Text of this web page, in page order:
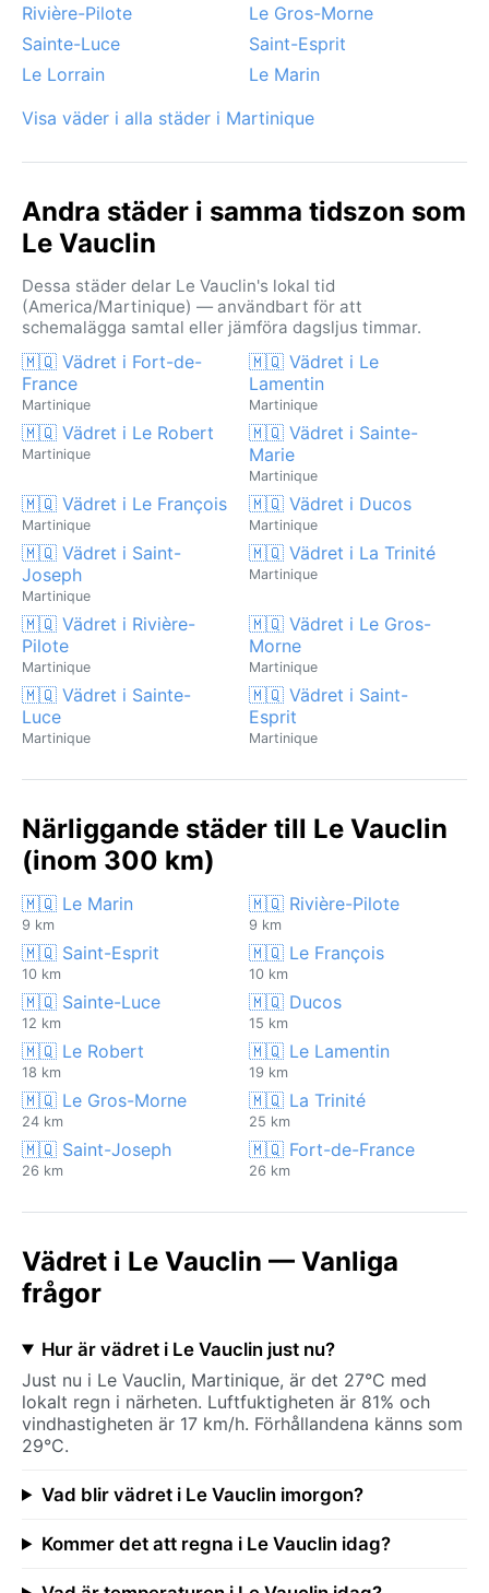
Rivière-Pilote
Le Gros-Morne
Sainte-Luce
Saint-Esprit
Le Lorrain
Le Marin
Visa väder i alla städer i Martinique
Andra städer i samma tidszon som
Le Vauclin
Dessa städer delar Le Vauclin's lokal tid
(America/Martinique) — användbart för att
schemalägga samtal eller jämföra dagsljus timmar.
🇲🇶 Vädret i Fort-de-
France
Martinique
🇲🇶 Vädret i Le
Lamentin
Martinique
🇲🇶 Vädret i Le Robert
Martinique
🇲🇶 Vädret i Sainte-
Marie
Martinique
🇲🇶 Vädret i Le François
Martinique
🇲🇶 Vädret i Ducos
Martinique
🇲🇶 Vädret i Saint-
Joseph
Martinique
🇲🇶 Vädret i La Trinité
Martinique
🇲🇶 Vädret i Rivière-
Pilote
Martinique
🇲🇶 Vädret i Le Gros-
Morne
Martinique
🇲🇶 Vädret i Sainte-
Luce
Martinique
🇲🇶 Vädret i Saint-
Esprit
Martinique
Närliggande städer till Le Vauclin
(inom 300 km)
🇲🇶 Le Marin
9 km
🇲🇶 Rivière-Pilote
9 km
🇲🇶 Saint-Esprit
10 km
🇲🇶 Le François
10 km
🇲🇶 Sainte-Luce
12 km
🇲🇶 Ducos
15 km
🇲🇶 Le Robert
18 km
🇲🇶 Le Lamentin
19 km
🇲🇶 Le Gros-Morne
24 km
🇲🇶 La Trinité
25 km
🇲🇶 Saint-Joseph
26 km
🇲🇶 Fort-de-France
26 km
Vädret i Le Vauclin — Vanliga
frågor
Hur är vädret i Le Vauclin just nu?
Just nu i Le Vauclin, Martinique, är det 27°C med
lokalt regn i närheten. Luftfuktigheten är 81% och
vindhastigheten är 17 km/h. Förhållandena känns som
29°C.
Vad blir vädret i Le Vauclin imorgon?
Kommer det att regna i Le Vauclin idag?